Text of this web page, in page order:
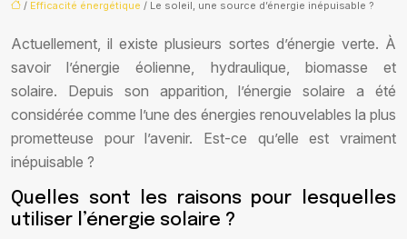
/ Efficacité énergétique / Le soleil, une source d’énergie inépuisable ?
Actuellement, il existe plusieurs sortes d’énergie verte. À
savoir l’énergie éolienne, hydraulique, biomasse et
solaire. Depuis son apparition, l’énergie solaire a été
considérée comme l’une des énergies renouvelables la plus
prometteuse pour l’avenir. Est-ce qu’elle est vraiment
inépuisable ?
Quelles sont les raisons pour lesquelles
utiliser l’énergie solaire ?